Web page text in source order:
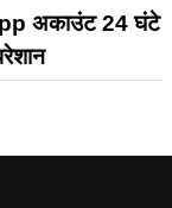
अकाउंट 24 घंटे